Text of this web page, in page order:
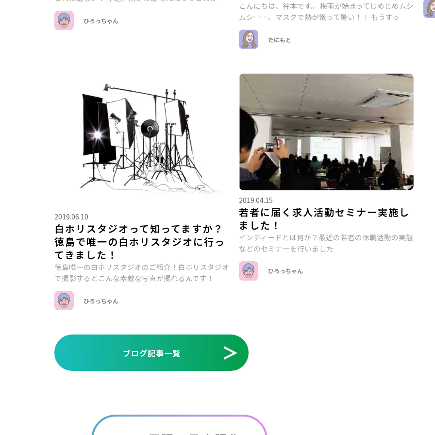
ひろっちゃん
こんにちは、谷本です。 梅雨が始まってじめじめムシ
ムシ……、マスクで熱が篭って暑い！！ もうすっ
たにもと
2019.06.10
白ホリスタジオって知ってますか？
徳島で唯一の白ホリスタジオに行っ
てきました！
徳島唯一の白ホリスタジオのご紹介！白ホリスタジオ
で撮影するとこんな素敵な写真が撮れるんです！
ひろっちゃん
2019.04.15
若者に届く求人活動セミナー実施し
ました！
インディードとは何か？最近の若者の休職活動の実態
などのセミナーを行いました
ひろっちゃん
ブログ記事一覧